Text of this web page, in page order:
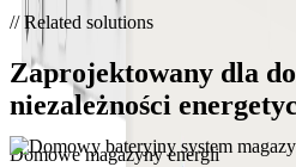
// Related solutions
Zaprojektowany dla
niezależności
Domowe magazyny energii